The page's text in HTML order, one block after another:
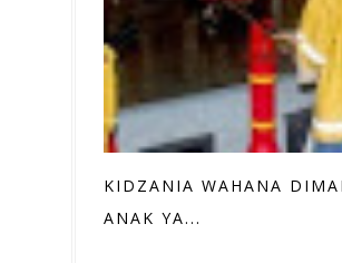
KIDZANIA WAHANA
ANAK YA...